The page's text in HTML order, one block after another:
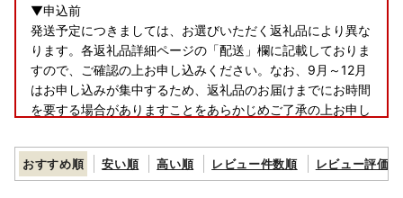
▼申込前
発送予定につきましては、お選びいただく返礼品により異な
ります。各返礼品詳細ページの「配送」欄に記載しておりま
すので、ご確認の上お申し込みください。なお、9月～12月
はお申し込みが集中するため、返礼品のお届けまでにお時間
を要する場合がありますことをあらかじめご了承の上お申し
お届け時期の指定等のご要望につきましては対応いたしかね
ますのであらかじめご了承ください。
おすすめ順 安い順 高い順 レビュー件数順 レビュー評価順